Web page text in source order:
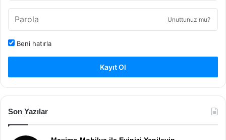
Unuttunuz mu?
Beni hatırla
Kayıt Ol
Son Yazılar